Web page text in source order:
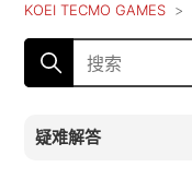
KOEI TECMO GAMES
疑难解答